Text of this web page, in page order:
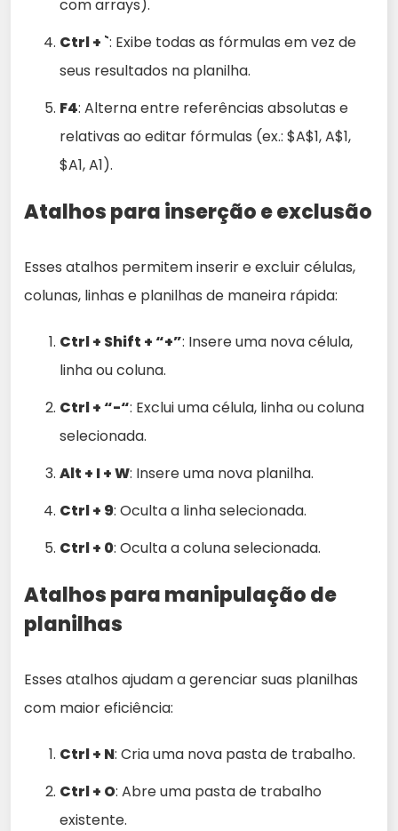
com arrays).
Ctrl + `: Exibe todas as fórmulas em vez de
seus resultados na planilha.
F4: Alterna entre referências absolutas e
relativas ao editar fórmulas (ex.: $A$1, A$1,
$A1, A1).
Atalhos para inserção e exclusão
Esses atalhos permitem inserir e excluir células,
colunas, linhas e planilhas de maneira rápida:
Ctrl + Shift + “+”: Insere uma nova célula,
linha ou coluna.
Ctrl + “-“: Exclui uma célula, linha ou coluna
selecionada.
Alt + I + W: Insere uma nova planilha.
Ctrl + 9: Oculta a linha selecionada.
Ctrl + 0: Oculta a coluna selecionada.
Atalhos para manipulação de
planilhas
Esses atalhos ajudam a gerenciar suas planilhas
com maior eficiência:
Ctrl + N: Cria uma nova pasta de trabalho.
Ctrl + O: Abre uma pasta de trabalho
existente.